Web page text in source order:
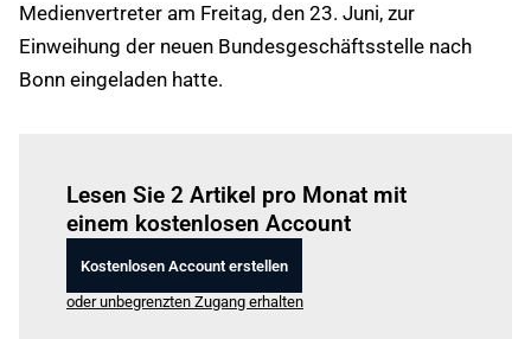
Medienvertreter am Freitag, den 23. Juni, zur
Einweihung der neuen Bundesgeschäftsstelle nach
Bonn eingeladen hatte.
Lesen Sie 2 Artikel pro Monat mit
einem kostenlosen Account
Kostenlosen Account erstellen
oder unbegrenzten Zugang erhalten